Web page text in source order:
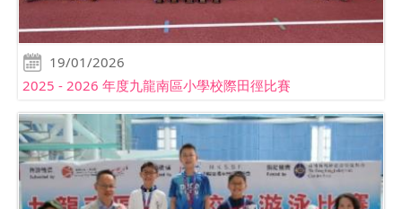
19/01/2026
2025 - 2026 年度九龍南區小學校際田徑比賽